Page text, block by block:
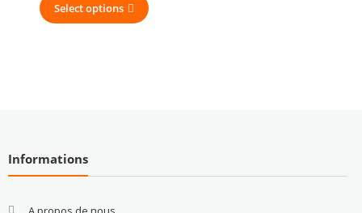
Select options
Informations